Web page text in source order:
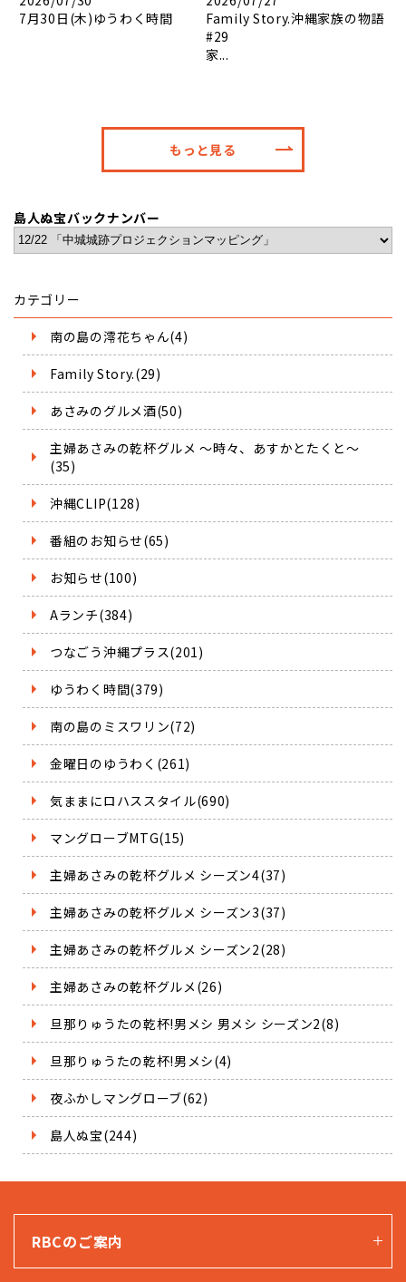
7月30日(木)ゆうわく時間
Family Story.沖縄家族の物語
#29
家...
もっと見る
島人ぬ宝バックナンバー
カテゴリー
南の島の澪花ちゃん(4)
Family Story.(29)
あさみのグルメ酒(50)
主婦あさみの乾杯グルメ ～時々、あすかとたくと～
(35)
沖縄CLIP(128)
番組のお知らせ(65)
お知らせ(100)
Aランチ(384)
つなごう沖縄プラス(201)
ゆうわく時間(379)
南の島のミスワリン(72)
金曜日のゆうわく(261)
気ままにロハススタイル(690)
マングローブMTG(15)
主婦あさみの乾杯グルメ シーズン4(37)
主婦あさみの乾杯グルメ シーズン3(37)
主婦あさみの乾杯グルメ シーズン2(28)
主婦あさみの乾杯グルメ(26)
旦那りゅうたの乾杯!男メシ 男メシ シーズン2(8)
旦那りゅうたの乾杯!男メシ(4)
夜ふかしマングローブ(62)
島人ぬ宝(244)
RBCのご案内